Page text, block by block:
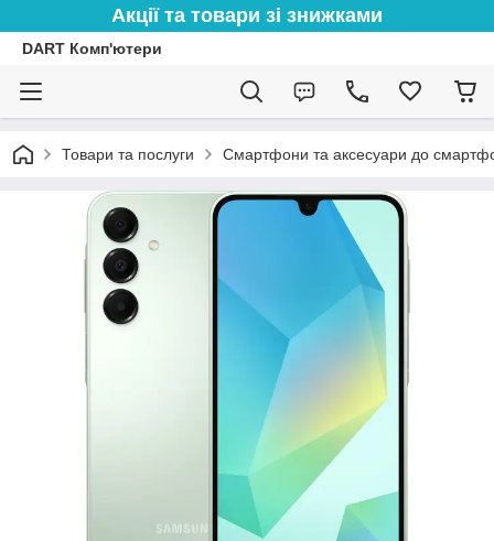
Акції та товари зі знижками
DART Комп'ютери
Товари та послуги Смартфони та аксесуари до